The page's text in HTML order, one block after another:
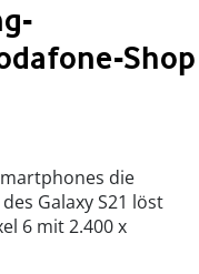
Shop
die
Galaxy S21 löst
6 mit 2.400 x